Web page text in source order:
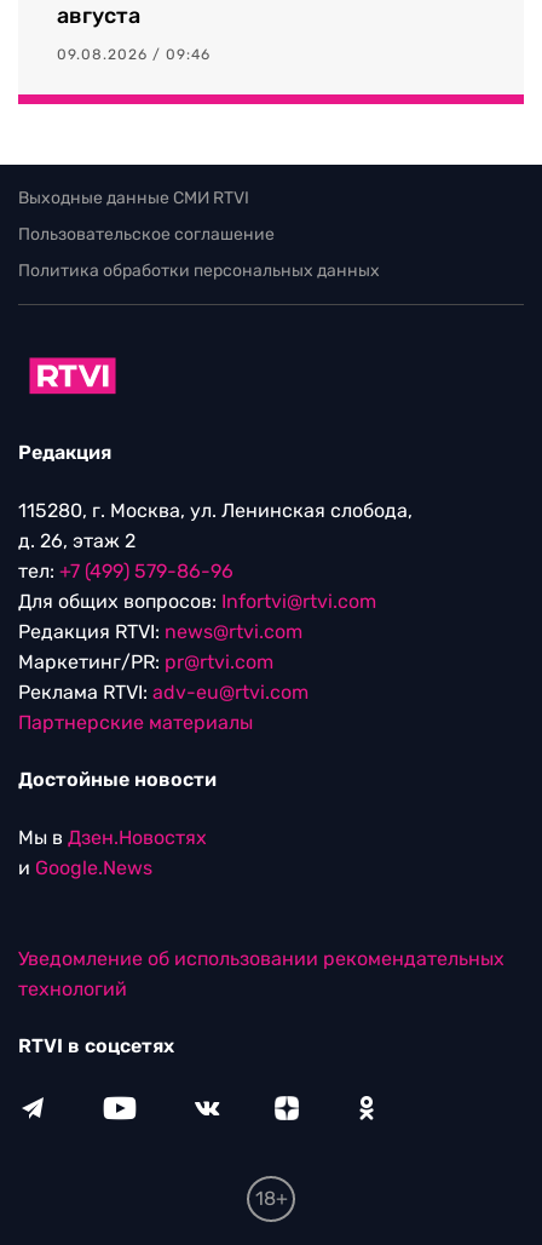
августа
09.08.2026 / 09:46
Выходные данные СМИ RTVI
Пользовательское соглашение
Политика обработки персональных данных
Редакция
115280, г. Москва, ул. Ленинская слобода,
д. 26, этаж 2
тел: +7 (499) 579-86-96
Для общих вопросов: Infortvi@rtvi.com
Редакция RTVI: news@rtvi.com
Маркетинг/PR: pr@rtvi.com
Реклама RTVI: adv-eu@rtvi.com
Партнерские материалы
Достойные новости
Мы в Дзен.Новостях
и Google.News
Уведомление об использовании рекомендательных
технологий
RTVI в соцсетях
18+